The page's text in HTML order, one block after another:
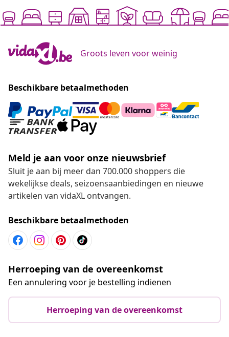
Groots leven voor weinig
Beschikbare betaalmethoden
Meld je aan voor onze nieuwsbrief
Sluit je aan bij meer dan 700.000 shoppers die
wekelijkse deals, seizoensaanbiedingen en nieuwe
artikelen van vidaXL ontvangen.
Beschikbare betaalmethoden
Herroeping van de overeenkomst
Een annulering voor je bestelling indienen
Herroeping van de overeenkomst